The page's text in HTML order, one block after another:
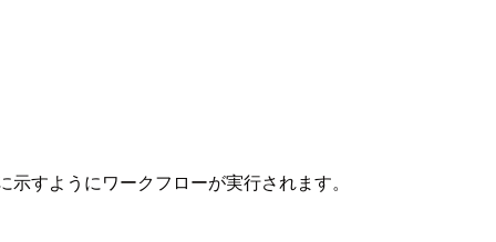
すようにワークフローが実行されます。